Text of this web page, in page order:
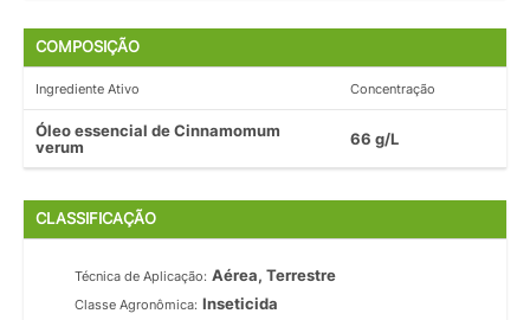
COMPOSIÇÃO
Ingrediente Ativo Concentração
Óleo essencial de Cinnamomum
verum
66 g/L
CLASSIFICAÇÃO
Técnica de Aplicação: Aérea, Terrestre
Classe Agronômica: Inseticida